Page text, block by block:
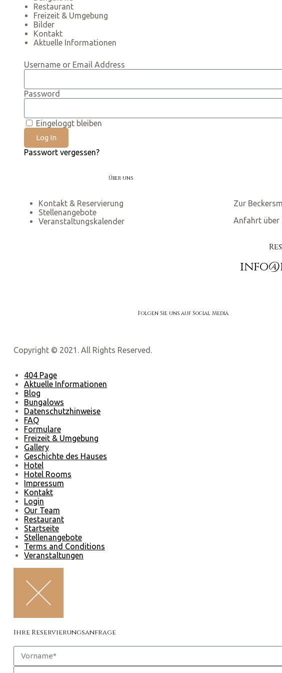
Restaurant
Freizeit & Umgebung
Bilder
Kontakt
Aktuelle Informationen
Username or Email Address
Password
Eingeloggt bleiben
Log In
Passwort vergessen?
Über uns
Kontakt & Reservierung
Stellenangebote
Veranstaltungskalender
Zur
Anfahrt über
Folgen Sie uns auf Social Media
Copyright © 2021. All Rights Reserved.
404 Page
Aktuelle Informationen
Blog
Bungalows
Datenschutzhinweise
FAQ
Formulare
Freizeit & Umgebung
Gallery
Geschichte des Hauses
Hotel
Hotel Rooms
Impressum
Kontakt
Login
Our Team
Restaurant
Startseite
Stellenangebote
Terms and Conditions
Veranstaltungen
Ihre Reservierungsanfrage